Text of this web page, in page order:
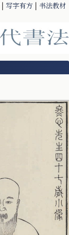
| 写字有方 | 书法教材